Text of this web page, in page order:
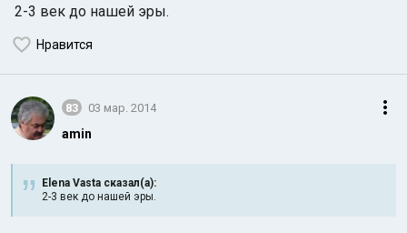
2-3 век до нашей эры.
Нравится
83 03 мар. 2014
amin
Elena Vasta сказал(а):
2-3 век до нашей эры.